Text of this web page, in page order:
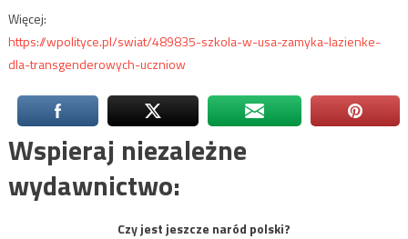
Więcej:
https://wpolityce.pl/swiat/489835-szkola-w-usa-zamyka-lazienke-
dla-transgenderowych-uczniow
Wspieraj niezależne
wydawnictwo:
Czy jest jeszcze naród polski?